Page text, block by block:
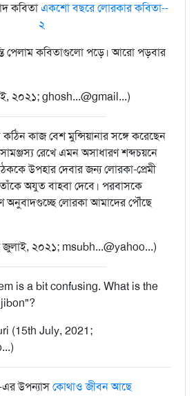
কবিতাএকশো বছরে লোরকার কবিতা--
২
পেলাম কবিতাগুলো পড়ে। আরো পড়বার
২০২১; ghosh...@gmail...)
কাজ বেশ মুন্সিয়ানার সঙ্গে করেছেন
রেখে এমন অসাধারণ শব্দচয়নে
উপহার দেবার জন্য লোরকা-প্রেমী
অযুত বাহবা দেবে। পরবাসকে
অনুবাদগুচ্ছে লোরকা আমাদের পৌঁছে
জুলাই, ২০২১; msubh...@yahoo...)
is a bit confusing. What is the
(15th July, 2021;
এর উপন্যাসকোথাও জীবন আছে